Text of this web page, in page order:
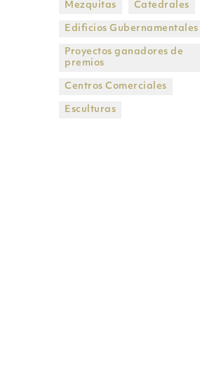
Mezquitas Catedrales
Edificios Gubernamentales
Proyectos ganadores de
premios
Centros Comerciales
Esculturas